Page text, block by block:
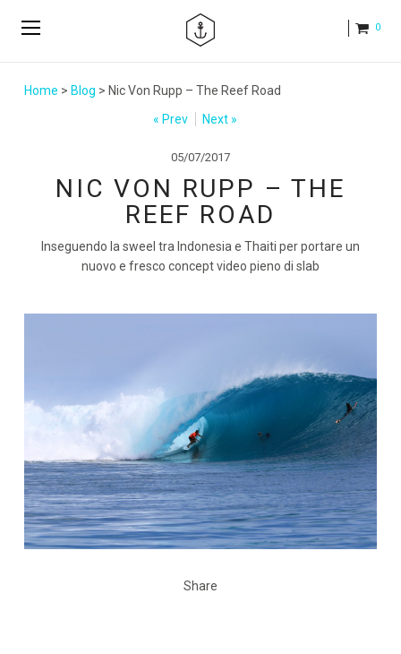
0
Home > Blog > Nic Von Rupp – The Reef Road
« Prev
Next »
05/07/2017
NIC VON RUPP – THE
REEF ROAD
Inseguendo la sweel tra Indonesia e Thaiti per portare un
nuovo e fresco concept video pieno di slab
Share